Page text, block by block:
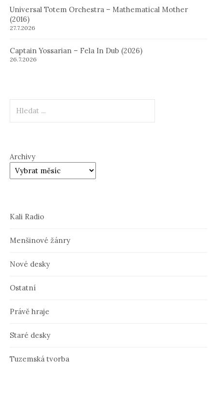
Universal Totem Orchestra – Mathematical Mother
(2016)
27.7.2026
Captain Yossarian – Fela In Dub (2026)
26.7.2026
Archivy
Kali Radio
Menšinové žánry
Nové desky
Ostatní
Právě hraje
Staré desky
Tuzemská tvorba